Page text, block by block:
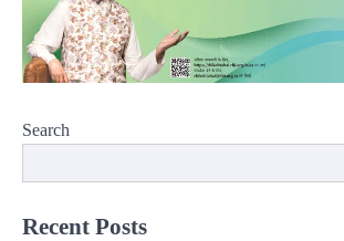
Search
Recent Posts